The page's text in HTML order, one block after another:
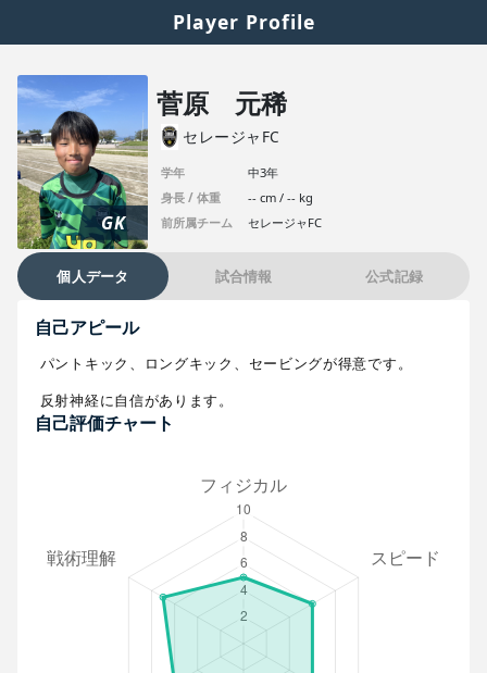
Player Profile
GK
菅原 元稀
セレージャFC
学年
中3年
身長 / 体重
-- cm / -- kg
前所属チーム
セレージャFC
個人データ 試合情報 公式記録
自己アピール
パントキック、ロングキック、セービングが得意です。
反射神経に自信があります。
自己評価チャート